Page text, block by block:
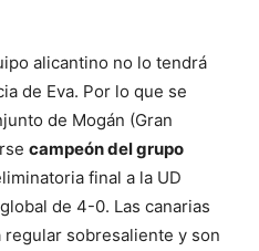
alicantino no lo tendrá
de Eva. Por lo que se
de Mogán (Gran
campeón del grupo
final a la UD
de 4-0. Las canarias
sobresaliente y son